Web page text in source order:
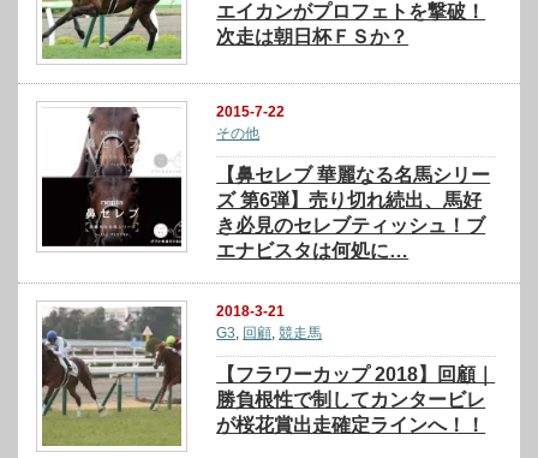
エイカンがプロフェトを撃破！
次走は朝日杯ＦＳか？
2015-7-22
その他
【鼻セレブ 華麗なる名馬シリー
ズ 第6弾】売り切れ続出、馬好
き必見のセレブティッシュ！ブ
エナビスタは何処に…
2018-3-21
G3 回顧 ,競走馬
【フラワーカップ 2018】回顧｜
勝負根性で制してカンタービレ
が桜花賞出走確定ラインへ！！